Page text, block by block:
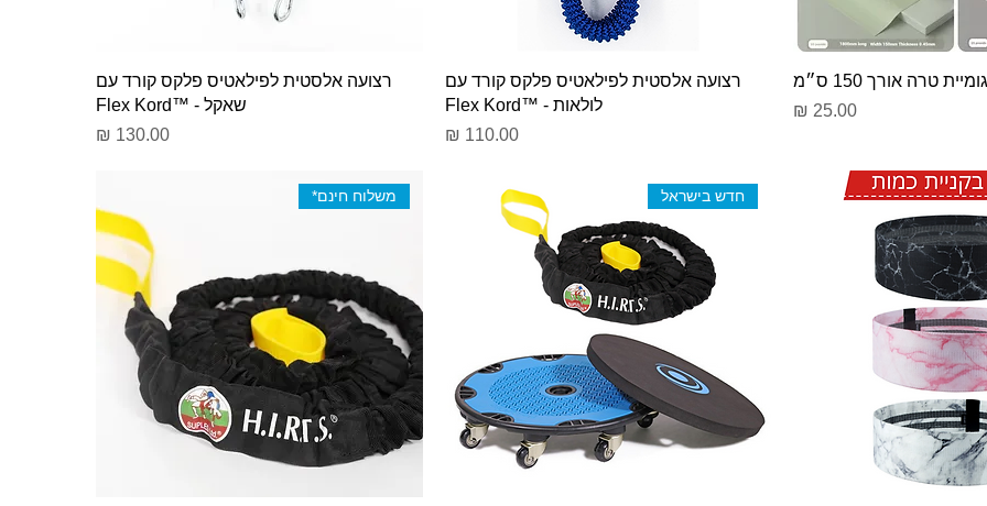
גומיית טרה אורך 150 ס״מ
מחיר
רצועה אלסטית לפילאטיס פלקס קורד עם
לולאות - ™Flex Kord
מחיר‏110.00 ‏₪
רצועה אלסטית לפילאטיס פלקס קורד עם
שאקל - ™Flex Kord
מחיר
חדש בישראל משלוח חינם*